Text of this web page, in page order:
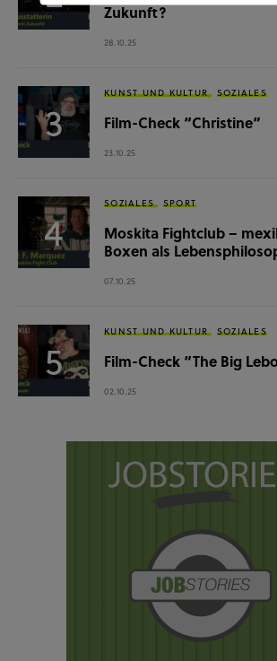
Zukunft?
28.10.25
KUNST UND KULTUR SOZIALES
Film-Check “Christine”
23.10.25
SOZIALES SPORT
Moskita Fightclub –
Boxen als
07.10.25
KUNST UND KULTUR SOZIALES
Film-Check “The Big
02.10.25